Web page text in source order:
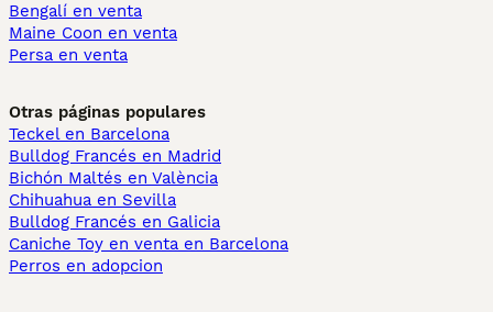
Bengalí en venta
Maine Coon en venta
Persa en venta
Otras páginas populares
Teckel en Barcelona
Bulldog Francés en Madrid
Bichón Maltés en València
Chihuahua en Sevilla
Bulldog Francés en Galicia
Caniche Toy en venta en Barcelona
Perros en adopcion